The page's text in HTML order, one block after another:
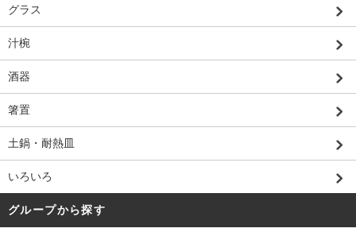
グラス
汁椀
酒器
箸置
土鍋・耐熱皿
いろいろ
グループから探す